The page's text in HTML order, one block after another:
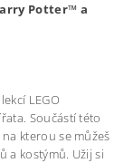
Potter™ a
LEGO
Součástí této
kterou se můžeš
a kostýmů. Užij si